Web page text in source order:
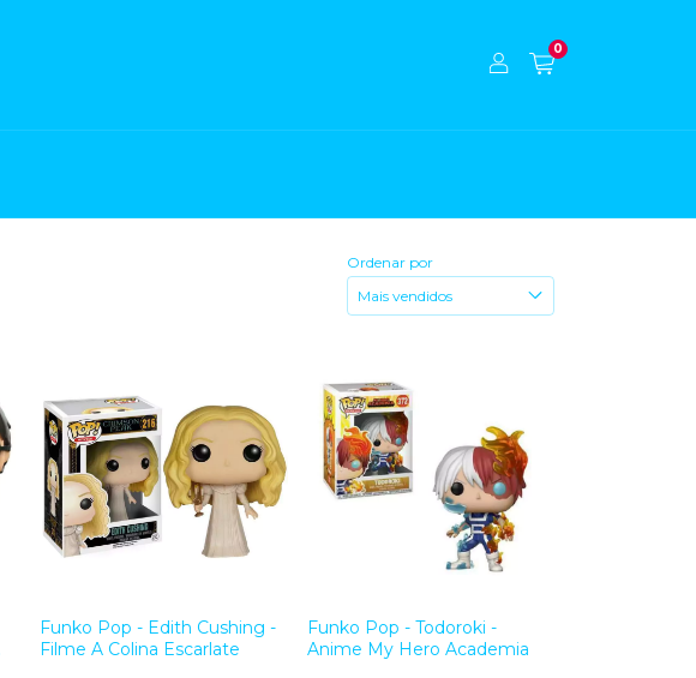
0
Ordenar por
Funko Pop - Edith Cushing -
Filme A Colina Escarlate
Funko Pop - Todoroki -
Anime My Hero Academia